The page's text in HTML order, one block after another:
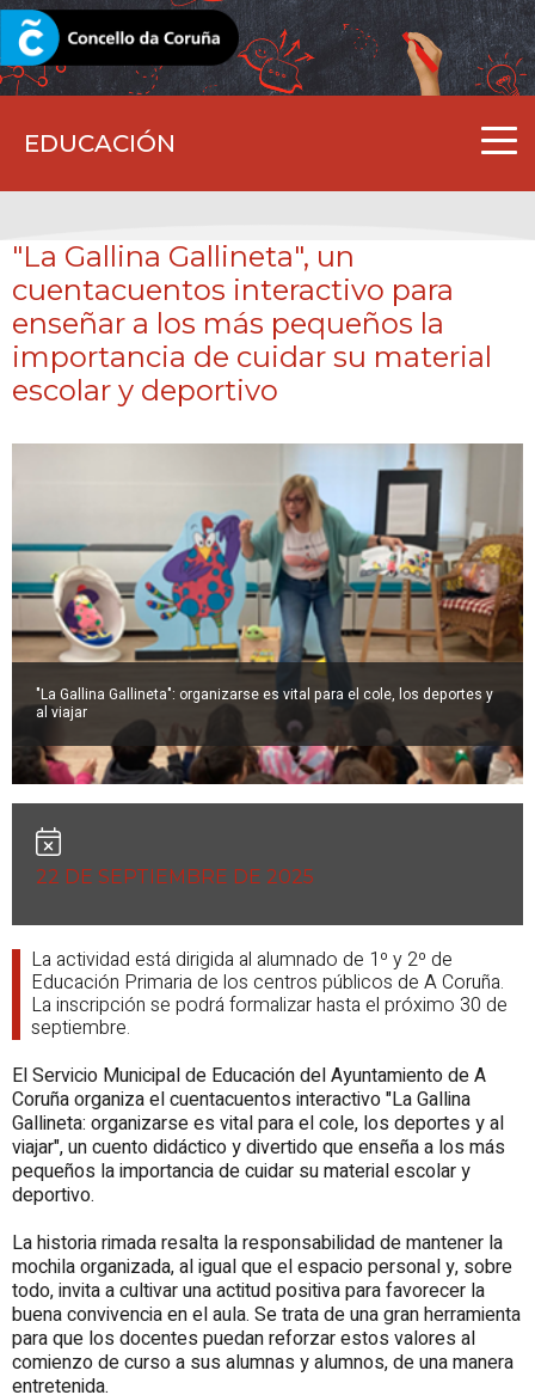
EDUCACIÓN
CORUNA.GAL
"La Gallina Gallineta", un
cuentacuentos interactivo para
enseñar a los más pequeños la
importancia de cuidar su material
escolar y deportivo
"La Gallina Gallineta": organizarse es vital para el cole, los deportes y
al viajar
22 DE SEPTIEMBRE DE 2025
La actividad está dirigida al alumnado de 1º y 2º de
Educación Primaria de los centros públicos de A Coruña.
La inscripción se podrá formalizar hasta el próximo 30 de
septiembre.
El Servicio Municipal de Educación del Ayuntamiento de A
Coruña organiza el cuentacuentos interactivo "La Gallina
Gallineta: organizarse es vital para el cole, los deportes y al
viajar", un cuento didáctico y divertido que enseña a los más
pequeños la importancia de cuidar su material escolar y
deportivo.
La historia rimada resalta la responsabilidad de mantener la
mochila organizada, al igual que el espacio personal y, sobre
todo, invita a cultivar una actitud positiva para favorecer la
buena convivencia en el aula. Se trata de una gran herramienta
para que los docentes puedan reforzar estos valores al
comienzo de curso a sus alumnas y alumnos, de una manera
entretenida.